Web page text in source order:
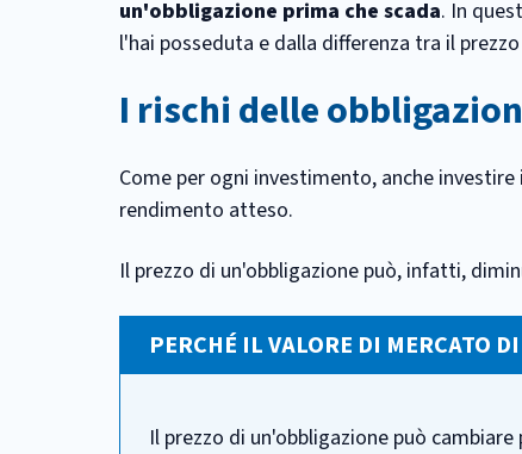
un'obbligazione prima che scada. In
l'hai posseduta e dalla differenza tra il
I rischi delle
Come per ogni investimento, anche
rendimento atteso.
Il prezzo di un'obbligazione può, infatti,
PERCHÉ IL VALORE DI MERCATO
Il prezzo di un'obbligazione può